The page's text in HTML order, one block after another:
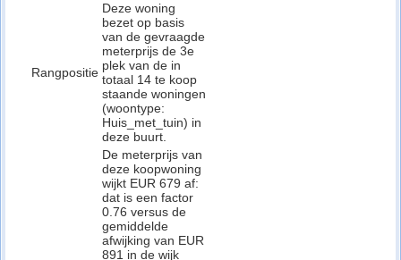
Rangpositie
Deze woning
bezet op basis
van de gevraagde
meterprijs de 3e
plek van de in
totaal 14 te koop
staande woningen
(woontype:
Huis_met_tuin) in
deze buurt.
De meterprijs van
deze koopwoning
wijkt EUR 679 af:
dat is een factor
0.76 versus de
gemiddelde
afwijking van EUR
891 in de wijk